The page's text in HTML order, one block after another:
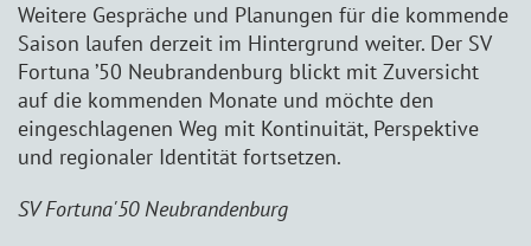
Weitere Gespräche und Planungen für die kommende
Saison laufen derzeit im Hintergrund weiter. Der SV
Fortuna ’50 Neubrandenburg blickt mit Zuversicht
auf die kommenden Monate und möchte den
eingeschlagenen Weg mit Kontinuität, Perspektive
und regionaler Identität fortsetzen.
SV Fortuna'50 Neubrandenburg